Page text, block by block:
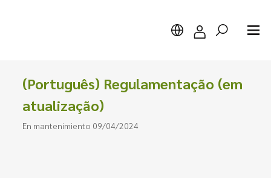
Buscar
(Português) Regulamentação (em
atualização)
En mantenimiento 09/04/2024